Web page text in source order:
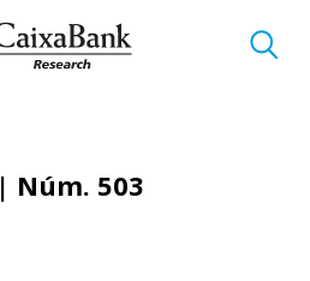
| Núm. 503